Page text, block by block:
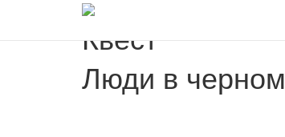
Квест
Люди в черном